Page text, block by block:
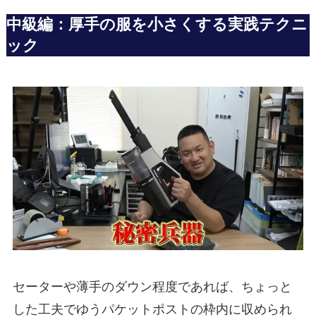
中級編：厚手の服を小さくする実践テクニ
ック
セーターや薄手のダウン程度であれば、ちょっと
した工夫でゆうパケットポストの枠内に収められ